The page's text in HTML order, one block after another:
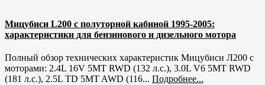
Мицубиси L200 с полуторной кабиной 1995-2005:
характеристики для бензинового и дизельного мотора
Полный обзор технических характеристик Мицубиси Л200 с
моторами: 2.4L 16V 5MT RWD (132 л.с.), 3.0L V6 5MT RWD
(181 л.с.), 2.5L TD 5MT AWD (116... Подробнее...